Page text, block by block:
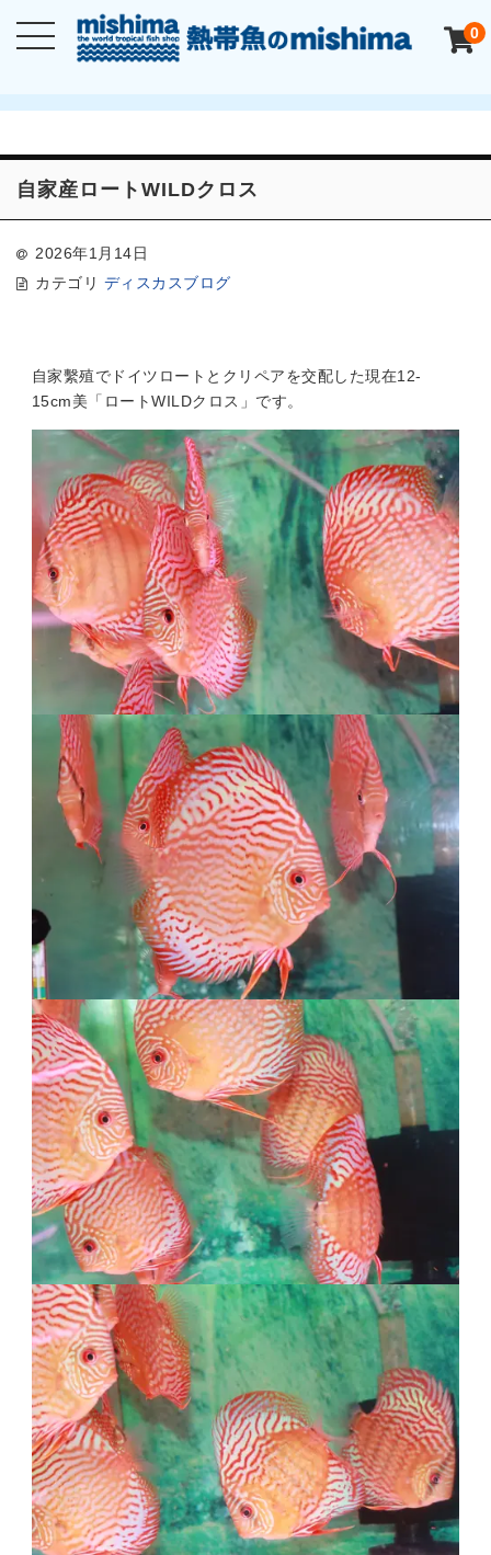
0
自家産ロートWILDクロス
2026年1月14日
カテゴリ ディスカスブログ
自家繫殖でドイツロートとクリペアを交配した現在12-
15cm美「ロートWILDクロス」です。